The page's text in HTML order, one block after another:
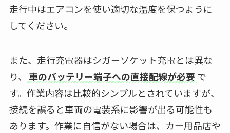
走行中はエアコンを使い適切な温度を保つように
してください。
また、走行充電器はシガーソケット充電とは異な
り、
車のバッテリー端子への直接配線が必要で
す。作業内容は比較的シンプルとされていますが、
接続を誤ると車両の電装系に影響が出る可能性も
あります。作業に自信がない場合は、カー用品店や